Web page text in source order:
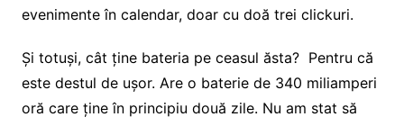
evenimente în calendar, doar cu doă trei clickuri.
Și totuși, cât ține bateria pe ceasul ăsta? Pentru că
este destul de ușor. Are o baterie de 340 miliamperi
oră care ține în principiu două zile. Nu am stat să